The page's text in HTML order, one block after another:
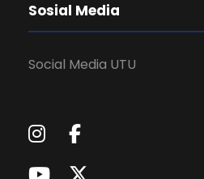
Sosial Media
Social Media UTU